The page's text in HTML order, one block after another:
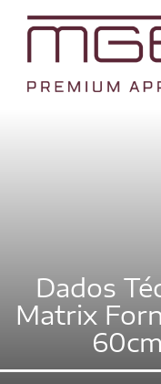
Dados
Matrix